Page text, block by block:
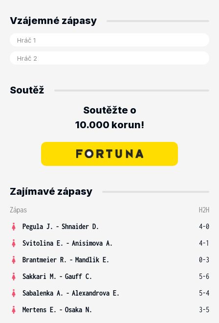
Vzájemné zápasy
Soutěž
Soutěžte o
10.000 korun!
Zajímavé zápasy
Zápas
H2H
Pegula J. - Shnaider D.
4-0
Svitolina E. - Anisimova A.
4-1
Brantmeier R. - Mandlik E.
0-3
Sakkari M. - Gauff C.
5-6
Sabalenka A. - Alexandrova E.
5-4
Mertens E. - Osaka N. 3-5